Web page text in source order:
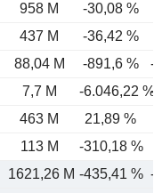
958 M -30,08 %
437 M -36,42 %
88,04 M -891,6 %
-
7,7 M -6.046,22 %-
463 M 21,89 %
113 M -310,18 %
1621,26 M -435,41 % -